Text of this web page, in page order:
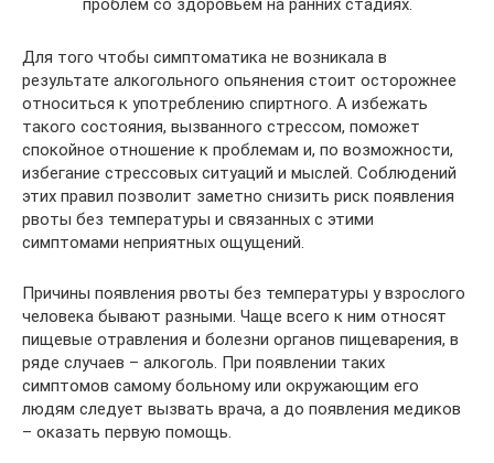
проблем со здоровьем на ранних стадиях.
Для того чтобы симптоматика не возникала в
результате алкогольного опьянения стоит осторожнее
относиться к употреблению спиртного. А избежать
такого состояния, вызванного стрессом, поможет
спокойное отношение к проблемам и, по возможности,
избегание стрессовых ситуаций и мыслей. Соблюдений
этих правил позволит заметно снизить риск появления
рвоты без температуры и связанных с этими
симптомами неприятных ощущений.
Причины появления рвоты без температуры у взрослого
человека бывают разными. Чаще всего к ним относят
пищевые отравления и болезни органов пищеварения, в
ряде случаев – алкоголь. При появлении таких
симптомов самому больному или окружающим его
людям следует вызвать врача, а до появления медиков
– оказать первую помощь.